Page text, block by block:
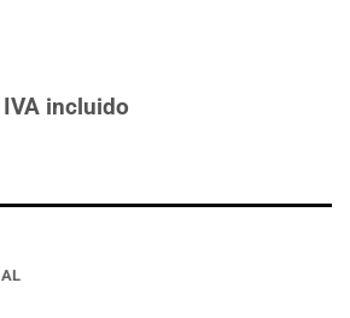
O
IVA incluido